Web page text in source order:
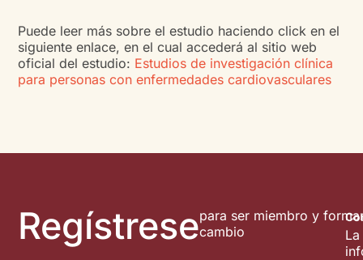
Puede leer más sobre el estudio haciendo click en el
siguiente enlace, en el cual accederá al sitio web
oficial del estudio: Estudios de investigación clínica
para personas con enfermedades cardiovasculares
Regístresepara ser miembro y
cambio